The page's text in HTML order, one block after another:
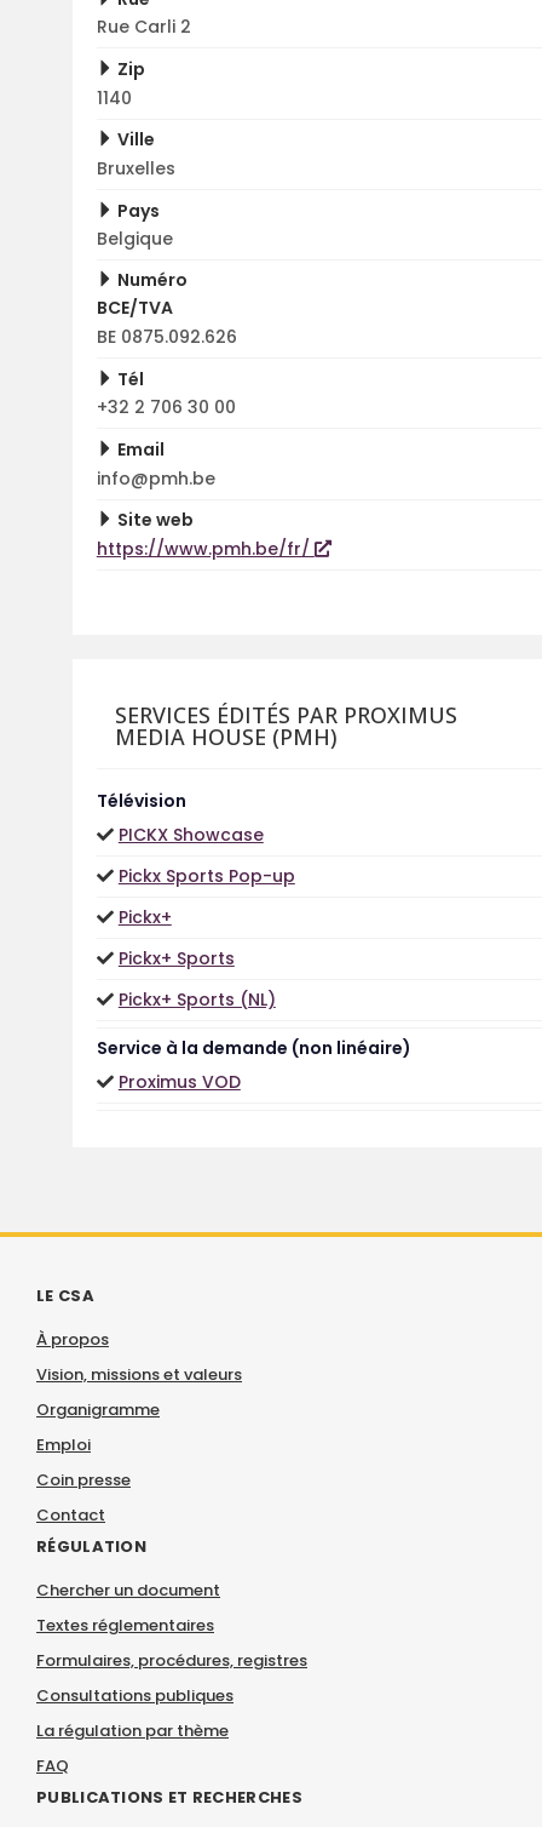
Rue Carli 2
Zip
1140
Ville
Bruxelles
Pays
Belgique
Numéro
BCE/TVA
BE 0875.092.626
Tél
+32 2 706 30 00
Email
info@pmh.be
Site web
https://www.pmh.be/fr/
SERVICES ÉDITÉS PAR PROXIMUS
MEDIA HOUSE (PMH)
Télévision
PICKX Showcase
Pickx Sports Pop-up
Pickx+
Pickx+ Sports
Pickx+ Sports (NL)
Service à la demande (non linéaire)
Proximus VOD
LE CSA
À propos
Vision, missions et valeurs
Organigramme
Emploi
Coin presse
Contact
RÉGULATION
Chercher un document
Textes réglementaires
Formulaires, procédures, registres
Consultations publiques
La régulation par thème
FAQ
PUBLICATIONS ET RECHERCHES